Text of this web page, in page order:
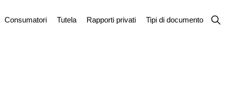
Consumatori Tutela Rapporti privati Tipi di documento
Show
Search